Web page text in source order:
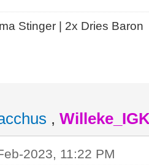
Stinger | 2x Dries Baron
,
2023, 11:22 PM